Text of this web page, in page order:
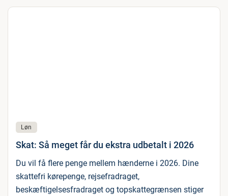
Løn
Skat: Så meget får du ekstra udbetalt i 2026
Du vil få flere penge mellem hænderne i 2026. Dine
skattefri kørepenge, rejsefradraget,
beskæftigelsesfradraget og topskattegrænsen stiger